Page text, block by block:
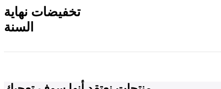
تخفيضات نهاية
السنة